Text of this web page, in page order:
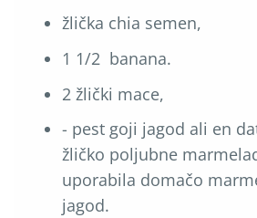
žlička chia semen,
1 1/2 banana.
2 žlički mace,
- pest goji jagod ali en
žličko poljubne
uporabila domačo
jagod.